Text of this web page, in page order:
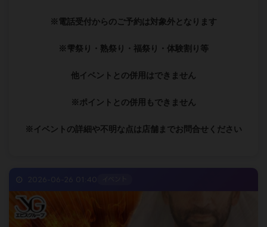
※電話受付からのご予約は対象外となります
※雫祭り・熟祭り・福祭り・体験割り等
他イベントとの併用はできません
※ポイントとの併用もできません
※イベントの詳細や不明な点は店舗までお問合せください